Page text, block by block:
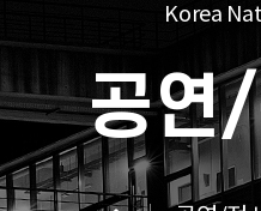
Korea
공연